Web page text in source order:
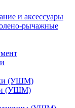
и аксессуары
рычажные
(УШМ)
(УШМ)